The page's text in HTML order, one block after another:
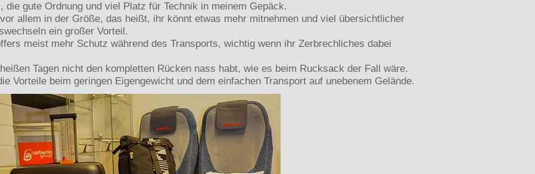
gute Ordnung und viel Platz für Technik in meinem Gepäck.
allem in der Größe, das heißt, ihr könnt etwas mehr mitnehmen und viel übersichtlicher
ein großer Vorteil.
meist mehr Schutz während des Transports, wichtig wenn ihr Zerbrechliches dabei
Tagen nicht den kompletten Rücken nass habt, wie es beim Rucksack der Fall wäre.
Vorteile beim geringen Eigengewicht und dem einfachen Transport auf unebenem Gelände.